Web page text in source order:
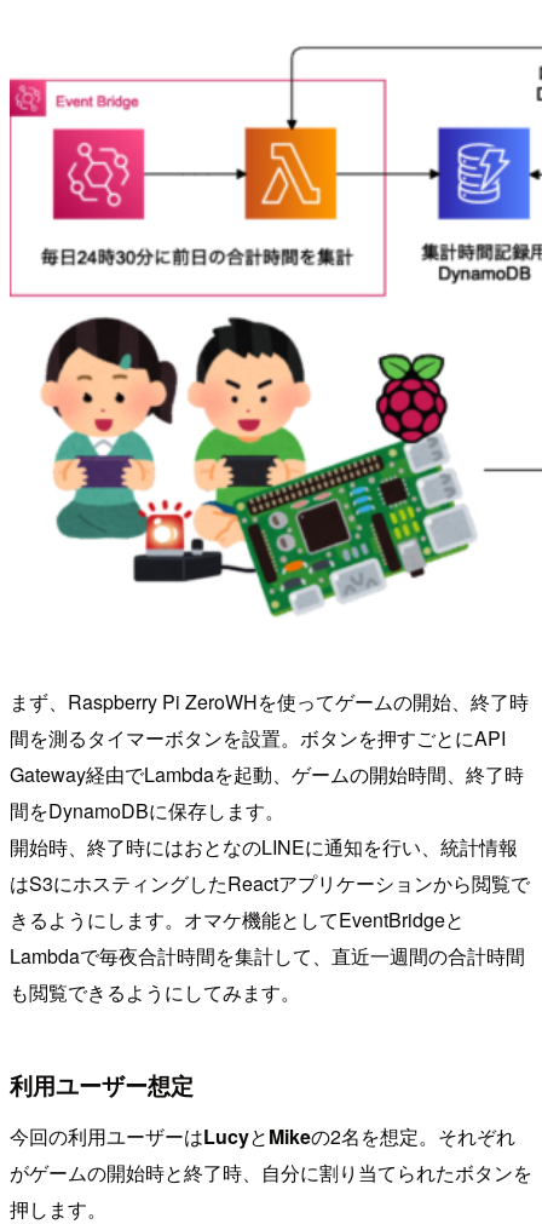
まず、Raspberry Pi ZeroWHを使ってゲームの開始、終了時
間を測るタイマーボタンを設置。ボタンを押すごとにAPI
Gateway経由でLambdaを起動、ゲームの開始時間、終了時
間をDynamoDBに保存します。
開始時、終了時にはおとなのLINEに通知を行い、統計情報
はS3にホスティングしたReactアプリケーションから閲覧で
きるようにします。オマケ機能としてEventBridgeと
Lambdaで毎夜合計時間を集計して、直近一週間の合計時間
も閲覧できるようにしてみます。
利用ユーザー想定
今回の利用ユーザーはLucyとMikeの2名を想定。それぞれ
がゲームの開始時と終了時、自分に割り当てられたボタンを
押します。